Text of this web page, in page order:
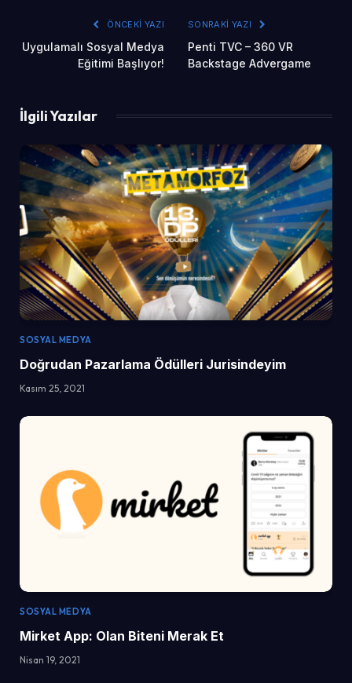
ÖNCEKI YAZI
Uygulamalı Sosyal Medya
Eğitimi Başlıyor!
SONRAKI YAZI
Penti TVC – 360 VR
Backstage Advergame
İlgili Yazılar
SOSYAL MEDYA
Doğrudan Pazarlama Ödülleri Jurisindeyim
Kasım 25, 2021
SOSYAL MEDYA
Mirket App: Olan Biteni Merak Et
Nisan 19, 2021